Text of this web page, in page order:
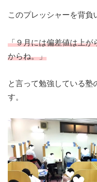
このプレッシャーを背負
「９月には偏差値は上が
からね。」
と言って勉強している塾
す。